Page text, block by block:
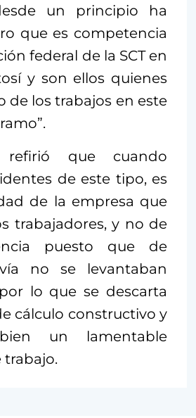
un principio ha
que es competencia
federal de la SCT en
y son ellos quienes
de los trabajos en este
refirió que cuando
de este tipo, es
de la empresa que
trabajadores, y no de
puesto que de
no se levantaban
lo que se descarta
cálculo constructivo y
un lamentable
trabajo.